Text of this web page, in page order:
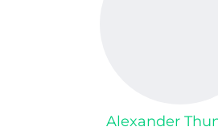
Alexander